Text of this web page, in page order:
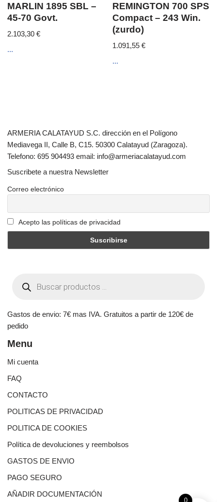
MARLIN 1895 SBL –
45-70 Govt.
2.103,30 €
...
REMINGTON 700 SPS
Compact – 243 Win.
(zurdo)
1.091,55€
...
ARMERIA CALATAYUD S.C. dirección en el Polígono
Mediavega II, Calle B, C15. 50300 Calatayud (Zaragoza).
Telefono: 695 904493 email: info@armeriacalatayud.com
Suscribete a nuestra Newsletter
Correo electrónico
Acepto las políticas de privacidad
Gastos de envio: 7€ mas IVA. Gratuitos a partir de 120€ de
pedido
Menu
Mi cuenta
FAQ
CONTACTO
POLITICAS DE PRIVACIDAD
POLITICA DE COOKIES
Política de devoluciones y reembolsos
GASTOS DE ENVIO
PAGO SEGURO
AÑADIR DOCUMENTACIÓN
0